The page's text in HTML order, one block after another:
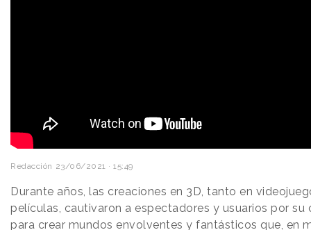
Redacción 23/06/2021 · 15:49
Durante años, las creaciones en 3D, tanto en
películas, cautivaron a espectadores y usuarios por su
para crear mundos envolventes y fantásticos que, en